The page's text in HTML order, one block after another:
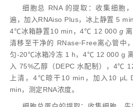
细胞总 RNA 的提取：收集细胞
遍，加入RNAiso Plus，冰上静置 5
4℃冰箱静置10 min，4℃ 12 000 g
清移至干净的 RNase⁃Free离心管中
匀-20℃冰箱冷冻 1 h，4℃ 12 000 g
入 75%乙醇（DEPC 水配制），4℃
上清，4℃晾干10 min，加入10 μL
min，测定RNA浓度。